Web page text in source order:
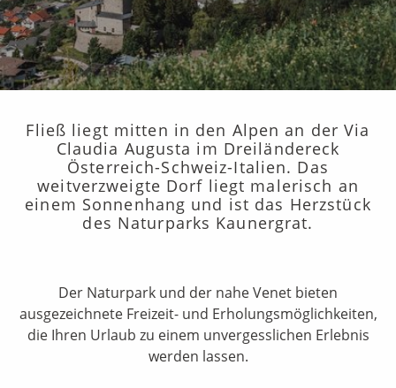
Fließ liegt mitten in den Alpen an der Via
Claudia Augusta im Dreiländereck
Österreich-Schweiz-Italien. Das
weitverzweigte Dorf liegt malerisch an
einem Sonnenhang und ist das Herzstück
des Naturparks Kaunergrat.
Der Naturpark und der nahe Venet bieten
ausgezeichnete Freizeit- und Erholungsmöglichkeiten,
die Ihren Urlaub zu einem unvergesslichen Erlebnis
werden lassen.